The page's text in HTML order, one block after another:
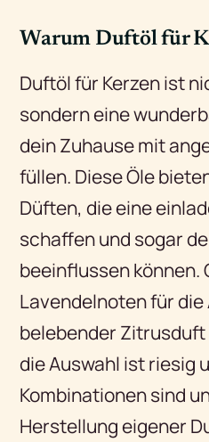
Warum Duftöl für
Duftöl für Kerzen ist
sondern eine
dein Zuhause mit
füllen. Diese Öle
Düften, die eine
schaffen und sogar
beeinflussen können.
Lavendelnoten für
belebender Zitrusduft
die Auswahl ist riesig
Kombinationen sind
Herstellung eigener